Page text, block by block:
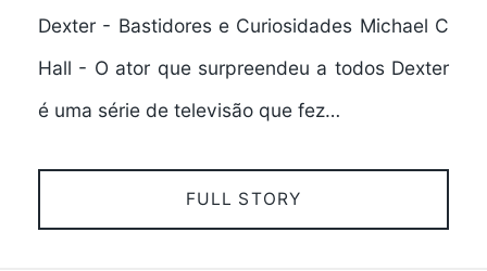
Dexter - Bastidores e Curiosidades Michael C
Hall - O ator que surpreendeu a todos Dexter
é uma série de televisão que fez…
FULL STORY